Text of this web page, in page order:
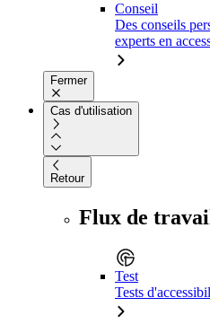
Conseil
Des conseils
experts en
Fermer
Cas d'utilisation
Retour
Flux de
Test
Tests